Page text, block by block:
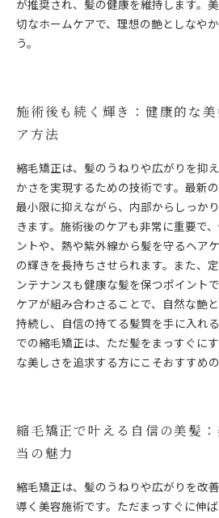
が推奨され、髪の健康を維持します。
切なホームケアで、理想の艶としなや
う。
施術後も続く輝き：健康的な
ア方法
縮毛矯正は、髪のうねりや広がりを抑
かさを実現するための技術です。最新
最小限に抑えながら、内部からしっか
きます。施術後のケアも非常に重要で
ントや、熱や紫外線から髪を守るヘア
の輝きを長持ちさせられます。また、
ンテナンスも健康な髪を保つポイント
ケアが組み合わさることで、自然な艶
持続し、自信の持てる髪質を手に入れ
での縮毛矯正は、ただ髪をまっすぐに
な美しさを追求する方にこそおすすめ
縮毛矯正で叶える自信の美髪
当の魅力
縮毛矯正は、髪のうねりや広がりを改
導く美容施術です。ただまっすぐに伸